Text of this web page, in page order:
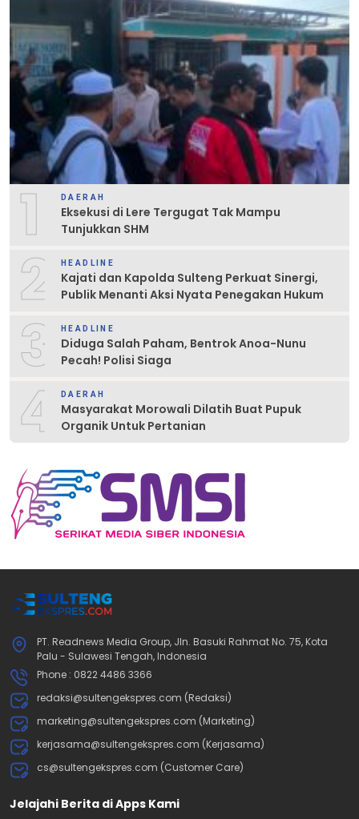
1 DAERAH
Eksekusi di Lere Tergugat Tak Mampu
Tunjukkan SHM
2 HEADLINE
Kajati dan Kapolda Sulteng Perkuat Sinergi,
Publik Menanti Aksi Nyata Penegakan Hukum
3 HEADLINE
Diduga Salah Paham, Bentrok Anoa-Nunu
Pecah! Polisi Siaga
4 DAERAH
Masyarakat Morowali Dilatih Buat Pupuk
Organik Untuk Pertanian
PT. Readnews Media Group, Jln. Basuki Rahmat No. 75, Kota
Palu - Sulawesi Tengah, Indonesia
Phone : 0822 4486 3366
redaksi@sultengekspres.com (Redaksi)
marketing@sultengekspres.com (Marketing)
kerjasama@sultengekspres.com (Kerjasama)
cs@sultengekspres.com (Customer Care)
Jelajahi Berita di Apps Kami